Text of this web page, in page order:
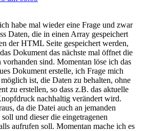
habe mal wieder eine Frage und zwar
Daten, die in einen Array gespeichert
der HTML Seite gespeichert werden,
Dokument das nächste mal öffnet die
sind. Momentan löse ich das
Dokument erstelle, ich Frage mich
ist, die Daten zu behalten, ohne
zu erstellen, so dass z.B. das aktuelle
nachhaltig verändert wird.
da die Datei auch an jemanden
und dieser die eingetragenen
aufrufen soll. Momentan mache ich es